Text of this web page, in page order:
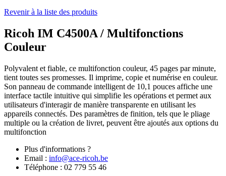
Revenir à la liste des produits
Ricoh IM C4500A / Multifonctions
Couleur
Polyvalent et fiable, ce multifonction couleur, 45 pages par minute,
tient toutes ses promesses. Il imprime, copie et numérise en couleur.
Son panneau de commande intelligent de 10,1 pouces affiche une
interface tactile intuitive qui simplifie les opérations et permet aux
utilisateurs d'interagir de manière transparente en utilisant les
appareils connectés. Des paramètres de finition, tels que le pliage
multiple ou la création de livret, peuvent être ajoutés aux options du
multifonction
Plus d'informations ?
Email : info@ace-ricoh.be
Téléphone : 02 779 55 46